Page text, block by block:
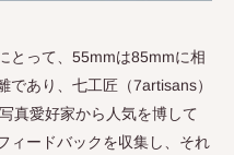
とって、 55mmは85mmに相
であり、七工匠（7artisans）
真愛好家から人気を博して
ィードバックを収集し、それ